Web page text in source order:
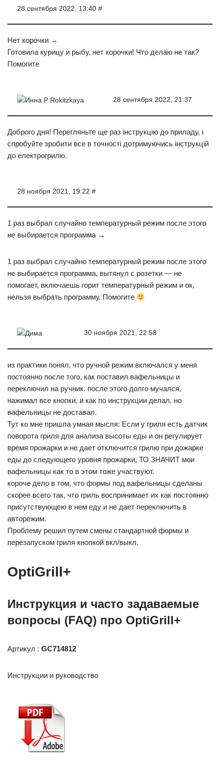
28 сентября 2022, 13:40 #
Нет корочки →
Готовила курицу и рыбу, нет корочки! Что делаю не так?
Помогите
Инна Р Rokitzkaya 28 сентября 2022, 21:37
Доброго дня! Перегляньте ще раз інструкцію до приладу, і
спробуйте зробити все в точності дотримуючись інструкцій
до електрогрилю.
28 ноября 2021, 19:22 #
1 раз выбрал случайно температурный режим после этого
не выбирается программа →
1 раз выбрал случайно температурный режим после этого
не выбирается программа, вытянул с розетки — не
помогает, включаешь горит температурный режим и ок,
нельзя выбрать программу. Помогите
Дима 30 ноября 2021, 22:58
из практики понял, что ручной режим включался у меня
постоянно после того, как поставил вафельницы и
переключил на ручник. после этого долго мучался,
нажимал все кнопки, и как по инструкции делал. но
вафельницы не доставал.
Тут ко мне пришла умная мысля: Если у гриля есть датчик
поворота гриля для анализа высоты еды и он регулирует
время прожарки и не дает отключится грилю при дожарке
еды до следующего уровня прожарки, ТО ЗНАЧИТ мои
вафельницы как то в этом тоже участвуют.
короче дело в том, что формы под вафельницы сделаны
скорее всего так, что гриль воспринимает их как постоянно
присутствующею в нем еду и не дает переключить в
авторежим.
Проблему решил путем смены стандартной формы и
перезапуском гриля кнопкой вкл/выкл.
OptiGrill+
Инструкция и часто задаваемые
вопросы (FAQ) про OptiGrill+
Артикул : GC714812
Инструкции и руководство